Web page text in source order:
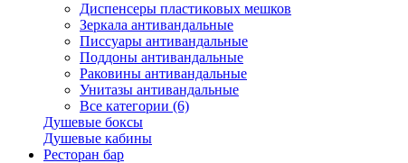
Диспенсеры пластиковых мешков
Зеркала антивандальные
Писсуары антивандальные
Поддоны антивандальные
Раковины антивандальные
Унитазы антивандальные
Все категории (6)
Душевые боксы
Душевые кабины
Ресторан бар